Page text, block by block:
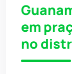
em
no